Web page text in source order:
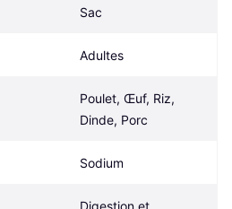
Sac
Adultes
Poulet, Œuf, Riz,
Dinde, Porc
Sodium
Digestion et